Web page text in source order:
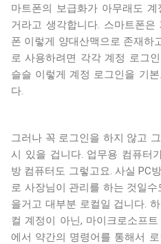
마트폰의 보급화가 아무래도
거라고 생각합니다. 스마트폰
폰 이렇게 양대산맥으로 존재하
로 사용하려면 각각 계정 로그
슬슬 이렇게 계정 로그인을 기
다.
그러나 꼭 로그인을 하지 않고
시 있을 겁니다. 업무용 컴퓨터
방 컴퓨터도 그렇고요. 사실 PC
로 사장님이 관리를 하는 것일
을거고 대부분 로컬일 겁니다.
컬 계정이 아닌, 마이크로소프
에서 약간의 명령어를 통해서